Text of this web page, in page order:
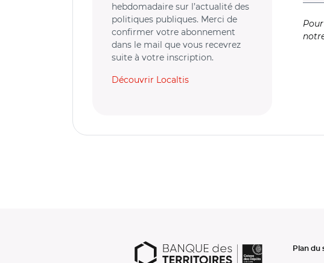
hebdomadaire sur l’actualité des
politiques publiques. Merci de
confirmer votre abonnement
dans le mail que vous recevrez
suite à votre inscription.
Découvrir Localtis
Plan du